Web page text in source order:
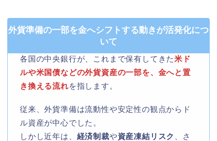
外貨準備の一部を金へシフトする動きが活発化につ
いて
各国の中央銀行が、これまで保有してきた米ド
ルや米国債などの外貨資産の一部を、金へと置
き換える流れを指します。
従来、外貨準備は流動性や安定性の観点からド
ル資産が中心でした。
しかし近年は、 経済制裁や資産凍結リスク
、さ